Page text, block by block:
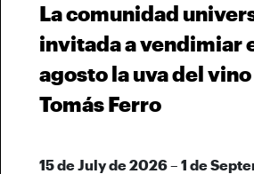
La comunidad
invitada a vendimiar
agosto la uva del vino
Tomás Ferro
15 de July de 2026 – 1 de